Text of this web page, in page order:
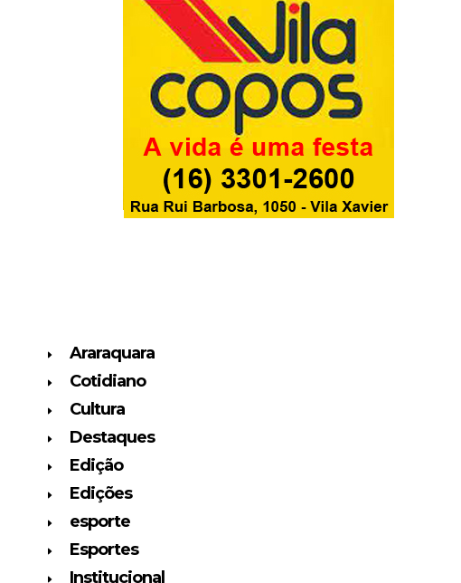
Araraquara
Cotidiano
Cultura
Destaques
Edição
Edições
esporte
Esportes
Institucional